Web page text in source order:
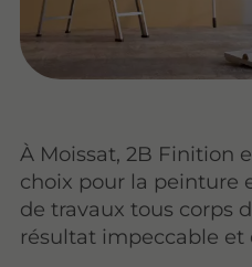
À Moissat, 2B Finition
choix pour la peinture
de travaux tous corps
résultat impeccable et